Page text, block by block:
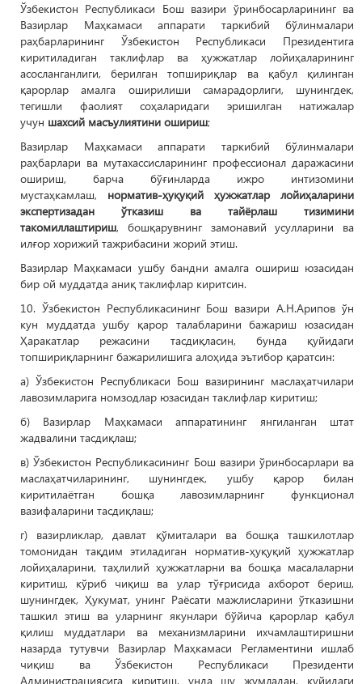
Ўзбекистон Республикаси Бош вазири ўринбосарларининг ва
Вазирлар Маҳкамаси аппарати таркибий бўлинмалари
раҳбарларининг Ўзбекистон Республикаси Президентига
киритиладиган таклифлар ва ҳужжатлар лойиҳаларининг
асосланганлиги, берилган топшириқлар ва қабул қилинган
қарорлар амалга оширилиши самарадорлиги, шунингдек,
тегишли фаолият соҳаларидаги эришилган натижалар
учун шахсий масъулиятини ошириш;
Вазирлар Маҳкамаси аппарати таркибий бўлинмалари
раҳбарлари ва мутахассисларининг профессионал даражасини
ошириш, барча бўғинларда ижро интизомини
мустаҳкамлаш, норматив-ҳуқуқий ҳужжатлар лойиҳаларини
экспертизадан ўтказиш ва тайёрлаш тизимини
такомиллаштириш, бошқарувнинг замонавий усулларини ва
илғор хорижий тажрибасини жорий этиш.
Вазирлар Маҳкамаси ушбу бандни амалга ошириш юзасидан
бир ой муддатда аниқ таклифлар киритсин.
10. Ўзбекистон Республикасининг Бош вазири А.Н.Арипов ўн
кун муддатда ушбу қарор талабларини бажариш юзасидан
Ҳаракатлар режасини тасдиқласин, бунда қуйидаги
топшириқларнинг бажарилишига алоҳида эътибор қаратсин:
а) Ўзбекистон Республикаси Бош вазирининг маслаҳатчилари
лавозимларига номзодлар юзасидан таклифлар киритиш;
б) Вазирлар Маҳкамаси аппаратининг янгиланган штат
жадвалини тасдиқлаш;
в) Ўзбекистон Республикасининг Бош вазири ўринбосарлари ва
маслаҳатчиларининг, шунингдек, ушбу қарор билан
киритилаётган бошқа лавозимларнинг функционал
вазифаларини тасдиқлаш;
г) вазирликлар, давлат қўмиталари ва бошқа ташкилотлар
томонидан тақдим этиладиган норматив-ҳуқуқий ҳужжатлар
лойиҳаларини, таҳлилий ҳужжатларни ва бошқа масалаларни
киритиш, кўриб чиқиш ва улар тўғрисида ахборот бериш,
шунингдек, Ҳукумат, унинг Раёсати мажлисларини ўтказишни
ташкил этиш ва уларнинг якунлари бўйича қарорлар қабул
қилиш муддатлари ва механизмларини ихчамлаштиришни
назарда тутувчи Вазирлар Маҳкамаси Регламентини ишлаб
чиқиш ва Ўзбекистон Республикаси Президенти
Администрациясига киритиш, унда шу жумладан, қуйидаги